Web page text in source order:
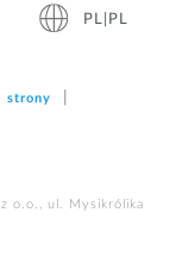
PL|PL
strony
o.o., ul. Mysikrólika